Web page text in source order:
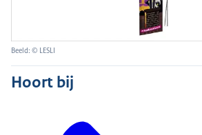
Beeld: © LESLI
Hoort bij